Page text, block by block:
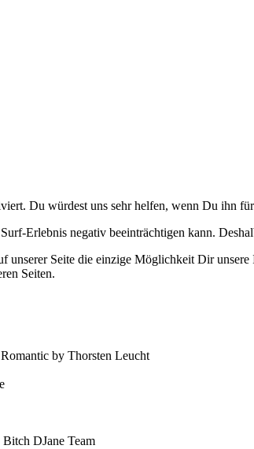
Du würdest uns sehr helfen, wenn Du ihn für
Erlebnis negativ beeinträchtigen kann.
unserer Seite die einzige Möglichkeit Dir
Seiten.
by Thorsten Leucht
DJane Team